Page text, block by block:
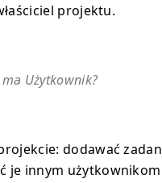
projektu.
Użytkownik?
dodawać
je innym